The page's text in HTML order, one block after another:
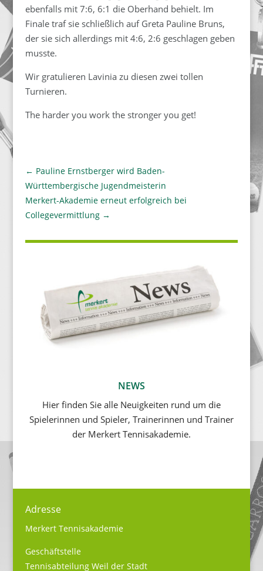
ebenfalls mit 7:6, 6:1 die Oberhand behielt. Im
Finale traf sie schließlich auf Greta Pauline Bruns,
der sie sich allerdings mit 4:6, 2:6 geschlagen geben
musste.
Wir gratulieren Lavinia zu diesen zwei tollen
Turnieren.
The harder you work the stronger you get!
← Pauline Ernstberger wird Baden-
Württembergische Jugendmeisterin
Merkert-Akademie erneut erfolgreich bei
Collegevermittlung→
NEWS
Hier finden Sie alle Neuigkeiten rund um die
Spielerinnen und Spieler, Trainerinnen und Trainer
der Merkert Tennisakademie.
Adresse
Merkert Tennisakademie
Geschäftstelle
Tennisabteilung Weil der Stadt